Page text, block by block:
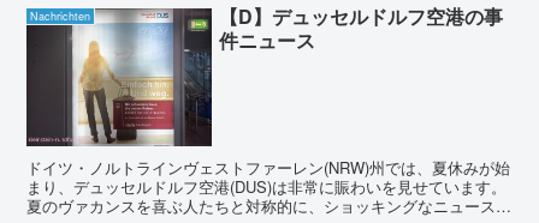
Nachrichten
【D】デュッセルドルフ空港の事
件ニュース
ドイツ・ノルトラインヴェストファーレン(NRW)州では、夏休みが始
まり、デュッセルドルフ空港(DUS)は非常に賑わいを見せています。
夏のヴァカンスを喜ぶ人たちと対称的に、ショッキングなニュースが